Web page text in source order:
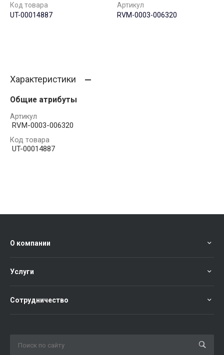
Код товара
UT-00014887
Артикул
RVM-0003-006320
Характеристики
Общие атрибуты
Артикул
RVM-0003-006320
Код товара
UT-00014887
О компании
Услуги
Сотрудничество